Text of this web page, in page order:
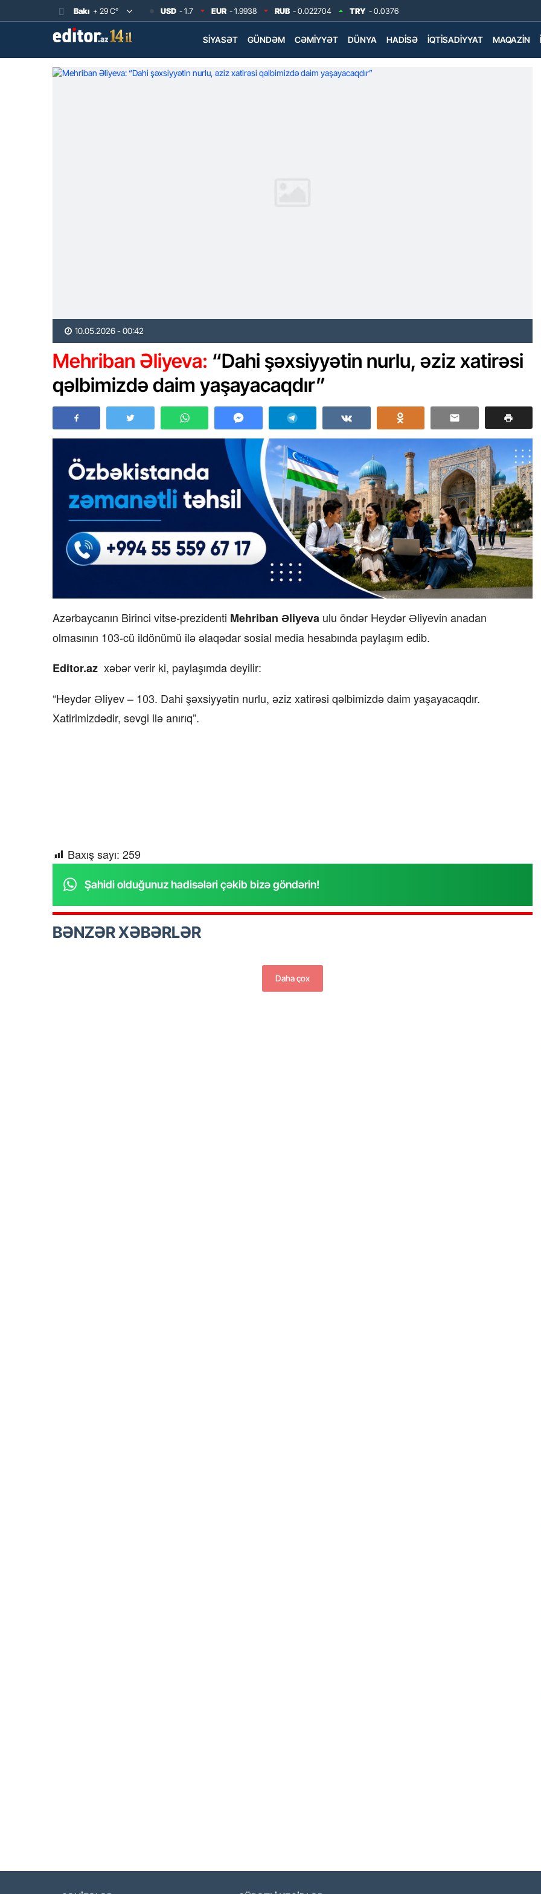
Bakı + 29 C° USD - 1.7 EUR - 1.9938 RUB - 0.022704 TRY - 0.0376
SIYASƏT GÜNDƏM CƏMIYYƏT DÜNYA HADISƏ İQTISADIYYAT MAQAZIN
10.05.2026 - 00:42
Mehriban Əliyeva: “Dahi şəxsiyyətin nurlu, əziz xatirəsi
qəlbimizdə daim yaşayacaqdır”
Azərbaycanın Birinci vitse-prezidenti Mehriban Əliyeva ulu öndər Heydər Əliyevin anadan
olmasının 103-cü ildönümü ilə əlaqədar sosial media hesabında paylaşım edib.
Editor.az xəbər verir ki, paylaşımda deyilir:
“Heydər Əliyev – 103. Dahi şəxsiyyətin nurlu, əziz xatirəsi qəlbimizdə daim yaşayacaqdır.
Xatirimizdədir, sevgi ilə anırıq”.
Baxış sayı: 259
Şahidi olduğunuz hadisələri çəkib bizə göndərin!
BƏNZƏR XƏBƏRLƏR
Daha çox
“Xətrinə dəymişəmsə, bağışla məni,
bala” –Video